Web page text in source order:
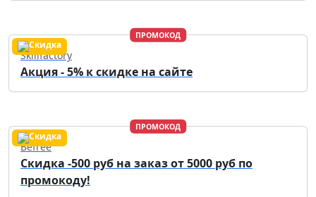
ПРОМОКОД
Skillfactory
Акция - 5% к скидке на сайте
ПРОМОКОД
Befree
Скидка -500 руб на заказ от 5000 руб по
промокоду!